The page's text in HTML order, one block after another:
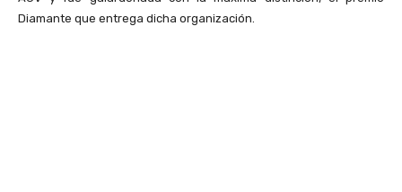
Diamante que entrega dicha organización.